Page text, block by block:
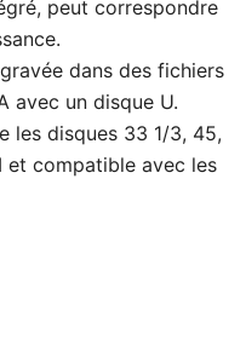
peut correspondre
dans des fichiers
avec un disque U.
les disques 33 1/3, 45,
compatible avec les